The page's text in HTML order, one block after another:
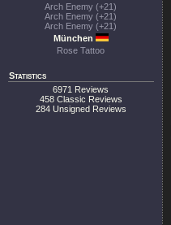
Arch Enemy (+21)
Arch Enemy (+21)
Arch Enemy (+21)
München
Rose Tattoo
Statistics
6971 Reviews
458 Classic Reviews
284 Unsigned Reviews